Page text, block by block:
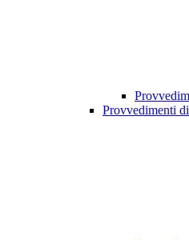
Provvedimenti